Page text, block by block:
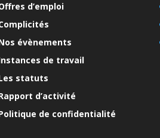
d’emploi
évènements
de travail
statuts
d’activité
de confidentialité